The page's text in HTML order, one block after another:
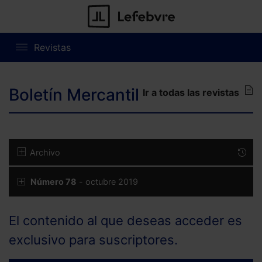
Revistas
Boletín Mercantil Ir a todas las revistas
Archivo
Número 78 - octubre 2019
El contenido al que deseas acceder es
exclusivo para suscriptores.